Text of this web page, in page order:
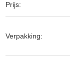
Prijs:
Verpakking: